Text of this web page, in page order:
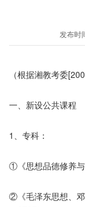
发布时
（根据湘教考委
一、新设公共课程
1、专科：
①《思想品德修养与
②《毛泽东思想、邓